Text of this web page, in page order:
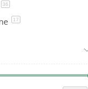
36
17